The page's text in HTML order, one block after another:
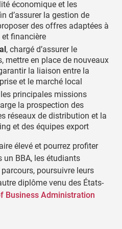
économique et les
d’assurer la gestion de
des offres adaptées à
financière
, chargé d’assurer le
mettre en place de nouveaux
la liaison entre la
et le marché local
principales missions
la prospection des
réseaux de distribution et la
et des équipes export
élevé et pourrez profiter
un BBA, les étudiants
poursuivre leurs
diplôme venu des États-
Business Administration